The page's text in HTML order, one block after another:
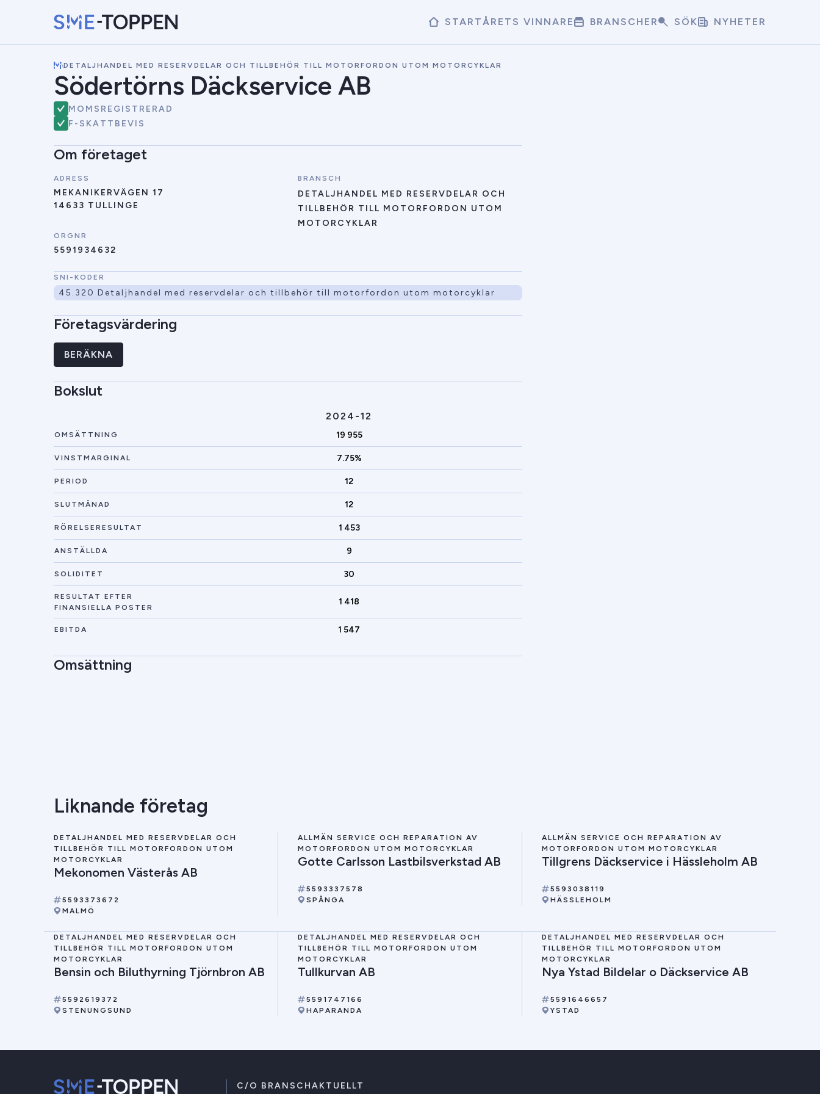
STARTÅRETS VINNARE BRANSCHER SÖK NYHETER
\DETALJHANDEL MED RESERVDELAR OCH TILLBEHÖR TILL MOTORFORDON UTOM MOTORCYKLAR
Södertörns Däckservice AB
MOMSREGISTRERAD
F-SKATTBEVIS
Om företaget
ADRESS
MEKANIKERVÄGEN 17
14633 TULLINGE
BRANSCH
DETALJHANDEL MED RESERVDELAR OCH
TILLBEHÖR TILL MOTORFORDON UTOM
MOTORCYKLAR
ORGNR
5591934632
SNI-KODER
45.320 Detaljhandel med reservdelar och tillbehör till motorfordon utom motorcyklar
Företagsvärdering
BERÄKNA
Bokslut
2024-12
OMSÄTTNING 19 955
VINSTMARGINAL 7.75%
PERIOD 12
SLUTMÅNAD 12
RÖRELSERESULTAT 1 453
ANSTÄLLDA 9
SOLIDITET 30
RESULTAT EFTER
FINANSIELLA POSTER
1 418
EBITDA 1 547
Omsättning
Liknande företag
DETALJHANDEL MED RESERVDELAR OCH
TILLBEHÖR TILL MOTORFORDON UTOM
MOTORCYKLAR
Mekonomen Västerås AB
5593373672
MALMÖ
ALLMÄN SERVICE OCH REPARATION AV
MOTORFORDON UTOM MOTORCYKLAR
Gotte Carlsson Lastbilsverkstad AB
5593337578
SPÅNGA
ALLMÄN SERVICE OCH REPARATION AV
MOTORFORDON UTOM MOTORCYKLAR
Tillgrens Däckservice i Hässleholm AB
5593038119
HÄSSLEHOLM
DETALJHANDEL MED RESERVDELAR OCH
TILLBEHÖR TILL MOTORFORDON UTOM
MOTORCYKLAR
Bensin och Biluthyrning Tjörnbron AB
5592619372
STENUNGSUND
DETALJHANDEL MED RESERVDELAR OCH
TILLBEHÖR TILL MOTORFORDON UTOM
MOTORCYKLAR
Tullkurvan AB
5591747166
HAPARANDA
DETALJHANDEL MED RESERVDELAR OCH
TILLBEHÖR TILL MOTORFORDON UTOM
MOTORCYKLAR
Nya Ystad Bildelar o Däckservice AB
5591646657
YSTAD
C/O BRANSCHAKTUELLT